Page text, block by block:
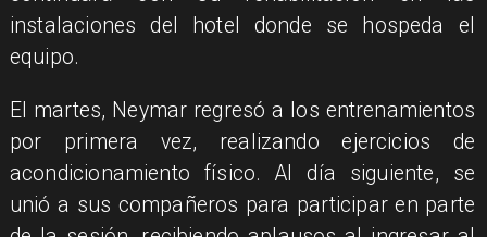
instalaciones del hotel donde se hospeda el
equipo.
El martes, Neymar regresó a los entrenamientos
por primera vez, realizando ejercicios de
acondicionamiento físico. Al día siguiente, se
unió a sus compañeros para participar en parte